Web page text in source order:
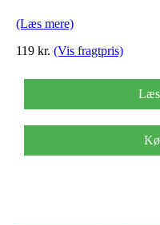
(Læs mere)
119 kr. (Vis fragtpris)
Læs